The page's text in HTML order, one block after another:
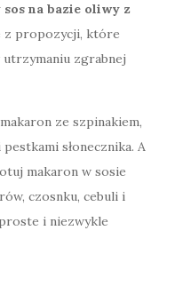
na bazie oliwy z
propozycji, które
zgrabnej
ze szpinakiem,
słonecznika. A
makaron w sosie
czosnku, cebuli i
i niezwykle